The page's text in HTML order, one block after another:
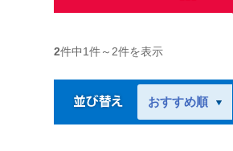
2件中1件～ 2件を表示
おすすめ順